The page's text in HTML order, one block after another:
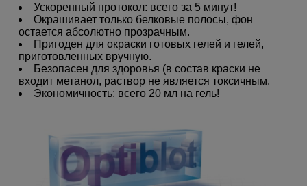
Ускоренный протокол: всего за 5 минут!
Окрашивает только белковые полосы, фон
остается абсолютно прозрачным.
Пригоден для окраски готовых гелей и гелей,
приготовленных вручную.
Безопасен для здоровья (в состав краски не
входит метанол, раствор не является токсичным.
Экономичность: всего 20 мл на гель!